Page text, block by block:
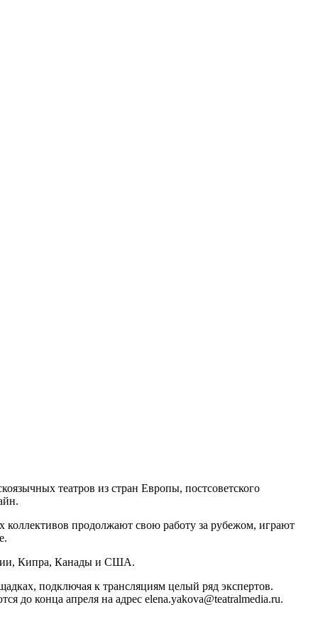
театров из стран Европы, постсоветского
коллективов продолжают свою работу за рубежом, играют
Кипра, Канады и США.
подключая к трансляциям целый ряд экспертов.
до конца апреля на адрес elena.yakova@teatralmedia.ru.